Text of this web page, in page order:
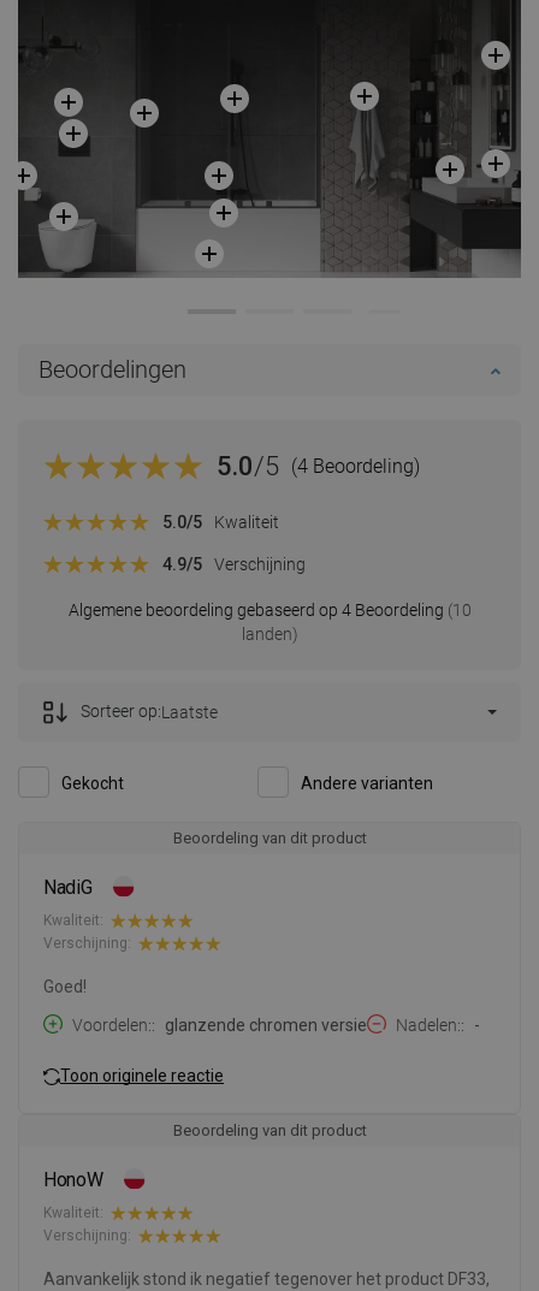
Beoordelingen
5.0/5 (4 Beoordeling)
Algemene beoordeling gebaseerd op 4 Beoordeling (10
landen)
5.0/5 Kwaliteit
4.9/5 Verschijning
Gekocht Andere varianten
Sorteer op:Laatste
Beoordeling van dit product
NadiG
Kwaliteit:
Verschijning:
Goed!
Voordelen:
glanzende chromen versie Nadelen: -
Toon originele reactie
Beoordeling van dit product
HonoW
Kwaliteit:
Verschijning:
Aanvankelijk stond ik negatief tegenover het product DF33,